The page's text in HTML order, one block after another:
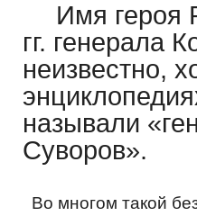
Имя героя
гг. генерала
неизвестно,
называли
Суворов».
Во многом такой